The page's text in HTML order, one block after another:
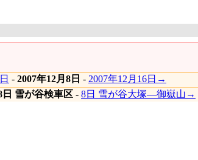
- 2007年12月8日 - 2007年12月16日→
日 雪が谷検車区 - 8日 雪が谷大塚―御嶽山→